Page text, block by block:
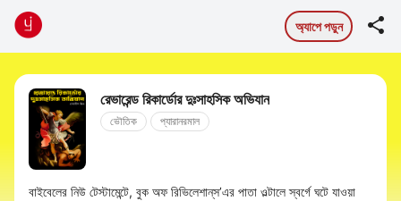
অ্যাপে পড়ুন 
রেভারেন্ড রিকার্ডোর দুঃসাহসিক অভিযান
ভৌতিক প্যারানরমাল
বাইবেলের নিউ টেস্টামেন্টে, বুক অফ রিভিলেশান্‌স’এর পাতা ওল্টালে স্বর্গে ঘটে যাওয়া